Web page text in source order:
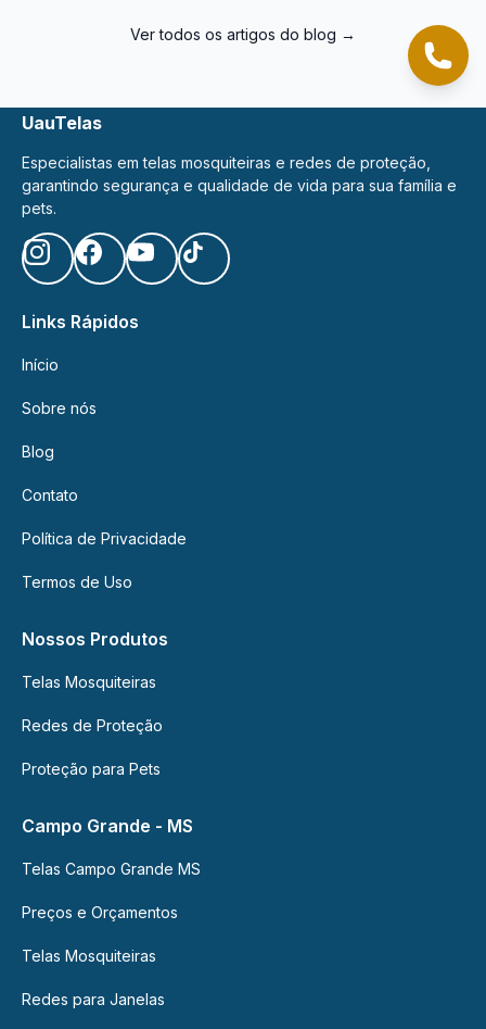
Ver todos os artigos do blog →
UauTelas
Especialistas em telas mosquiteiras e redes de proteção,
garantindo segurança e qualidade de vida para sua família e
pets.
Links Rápidos
Início
Sobre nós
Blog
Contato
Política de Privacidade
Termos de Uso
Nossos Produtos
Telas Mosquiteiras
Redes de Proteção
Proteção para Pets
Campo Grande - MS
Telas Campo Grande MS
Preços e Orçamentos
Telas Mosquiteiras
Redes para Janelas